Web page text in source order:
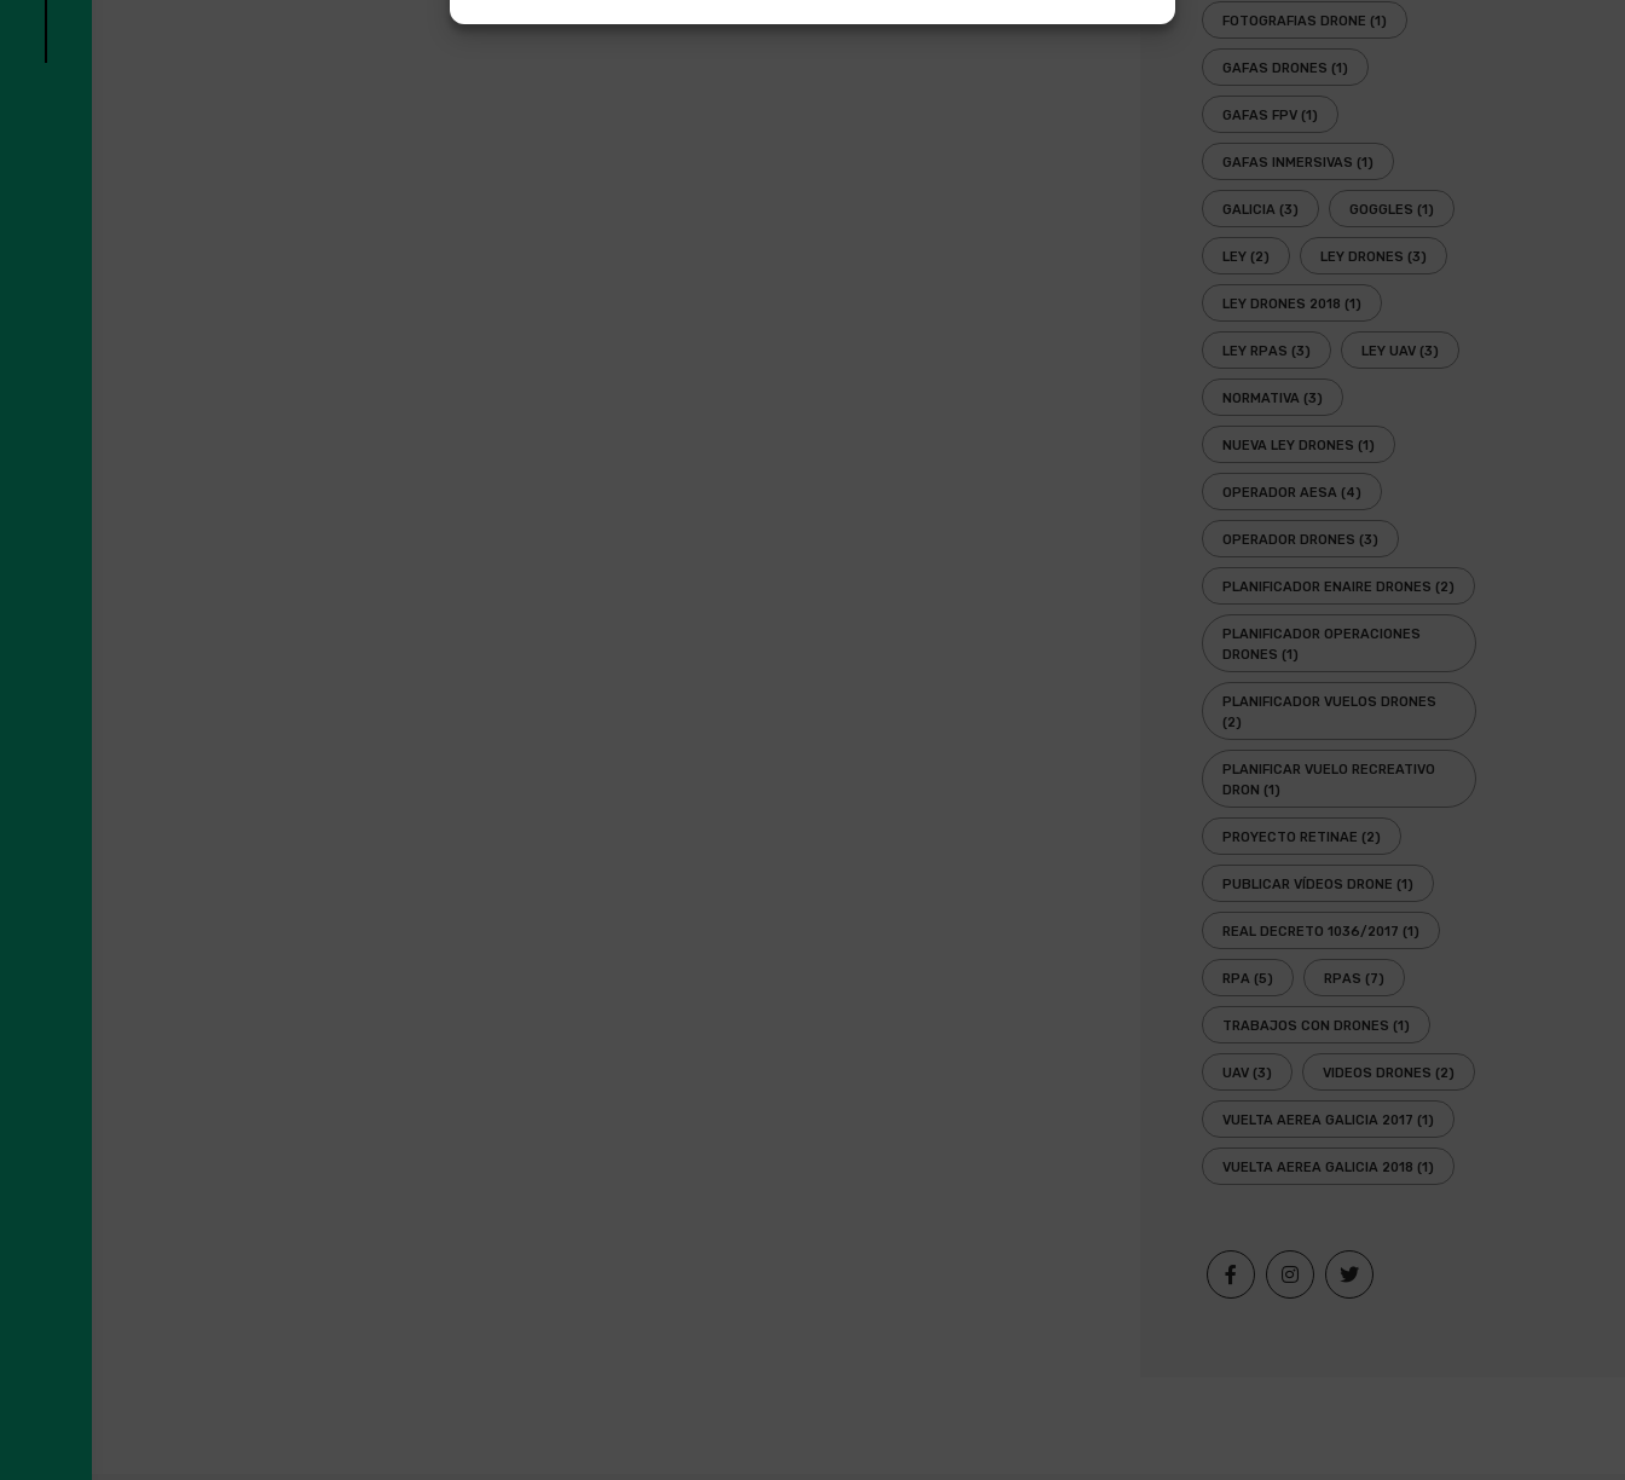
FOTOGRAFIAS DRONE (1)
GAFAS DRONES (1)
GAFAS FPV (1)
GAFAS INMERSIVAS (1)
GALICIA (3) GOGGLES (1)
LEY (2) LEY DRONES (3)
LEY DRONES 2018 (1)
LEY RPAS (3) LEY UAV (3)
NORMATIVA (3)
NUEVA LEY DRONES (1)
OPERADOR AESA (4)
OPERADOR DRONES (3)
PLANIFICADOR ENAIRE DRONES (2)
PLANIFICADOR OPERACIONES
DRONES (1)
PLANIFICADOR VUELOS DRONES
(2)
PLANIFICAR VUELO RECREATIVO
DRON (1)
PROYECTO RETINAE (2)
PUBLICAR VÍDEOS DRONE (1)
REAL DECRETO 1036/2017 (1)
RPA (5) RPAS (7)
TRABAJOS CON DRONES (1)
UAV (3) VIDEOS DRONES (2)
VUELTA AEREA GALICIA 2017 (1)
VUELTA AEREA GALICIA 2018 (1)